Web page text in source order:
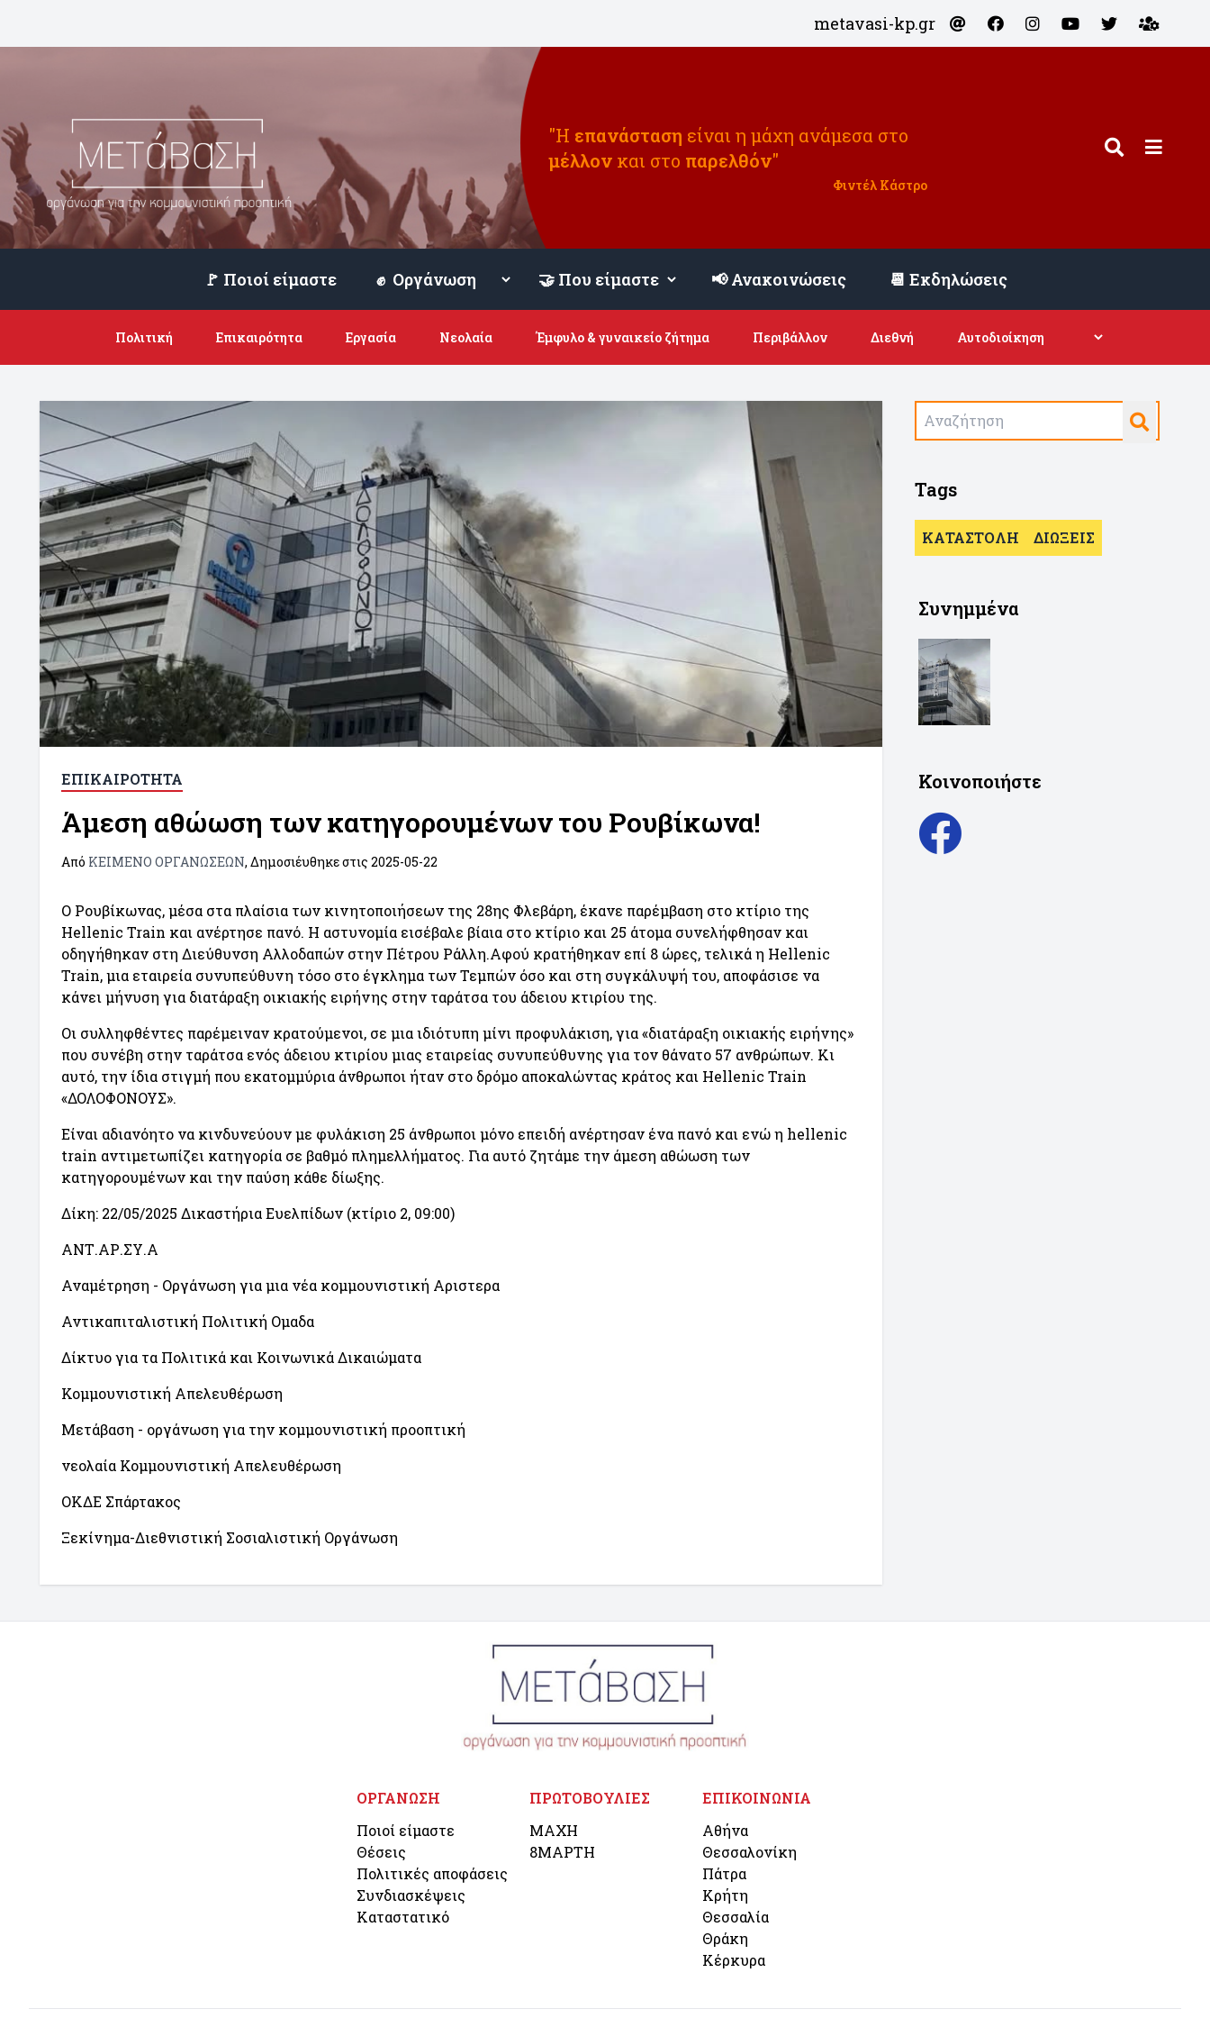
metavasi-kp.gr
"Η επανάσταση είναι η μάχη ανάμεσα στο
μέλλονκαι στο παρελθόν"
Φιντέλ Κάστρο
🚩 Ποιοί είμαστε 📢 Ανακοινώσεις 📆 Εκδηλώσεις
Πολιτική Επικαιρότητα Εργασία Νεολαία Έμφυλο & γυναικείο ζήτημα Περιβάλλον Διεθνή Αυτοδιοίκηση
ΕΠΙΚΑΙΡΟΤΗΤΑ
Άμεση αθώωση των κατηγορουμένων του Ρουβίκωνα!
Από ΚΕΙΜΕΝΟ ΟΡΓΑΝΩΣΕΩΝ, Δημοσιέυθηκε στις 2025-05-22
Ο Ρουβίκωνας, μέσα στα πλαίσια των κινητοποιήσεων της 28ης Φλεβάρη, έκανε παρέμβαση στο κτίριο της
Hellenic Train και ανέρτησε πανό. Η αστυνομία εισέβαλε βίαια στο κτίριο και 25 άτομα συνελήφθησαν και
οδηγήθηκαν στη Διεύθυνση Αλλοδαπών στην Πέτρου Ράλλη.Αφού κρατήθηκαν επί 8 ώρες, τελικά η Hellenic
Train, μια εταιρεία συνυπεύθυνη τόσο στο έγκλημα των Τεμπών όσο και στη συγκάλυψή του, αποφάσισε να
κάνει μήνυση για διατάραξη οικιακής ειρήνης στην ταράτσα του άδειου κτιρίου της.
Οι συλληφθέντες παρέμειναν κρατούμενοι, σε μια ιδιότυπη μίνι προφυλάκιση, για «διατάραξη οικιακής ειρήνης»
που συνέβη στην ταράτσα ενός άδειου κτιρίου μιας εταιρείας συνυπεύθυνης για τον θάνατο 57 ανθρώπων. Κι
αυτό, την ίδια στιγμή που εκατομμύρια άνθρωποι ήταν στο δρόμο αποκαλώντας κράτος και Hellenic Train
«ΔΟΛΟΦΟΝΟΥΣ».
Είναι αδιανόητο να κινδυνεύουν με φυλάκιση 25 άνθρωποι μόνο επειδή ανέρτησαν ένα πανό και ενώ η hellenic
train αντιμετωπίζει κατηγορία σε βαθμό πλημελλήματος. Για αυτό ζητάμε την άμεση αθώωση των
κατηγορουμένων και την παύση κάθε δίωξης.
Δίκη: 22/05/2025 Δικαστήρια Ευελπίδων (κτίριο 2, 09:00)
ΑΝΤ.ΑΡ.ΣΥ.Α
Αναμέτρηση - Οργάνωση για μια νέα κομμουνιστική Αριστερα
Αντικαπιταλιστική Πολιτική Ομαδα
Δίκτυο για τα Πολιτικά και Κοινωνικά Δικαιώματα
Κομμουνιστική Απελευθέρωση
Μετάβαση - οργάνωση για την κομμουνιστική προοπτική
νεολαία Κομμουνιστική Απελευθέρωση
ΟΚΔΕ Σπάρτακος
Ξεκίνημα-Διεθνιστική Σοσιαλιστική Οργάνωση
Tags
ΚΑΤΑΣΤΟΛΗ ΔΙΩΞΕΙΣ
Συνημμένα
Κοινοποιήστε
ΟΡΓΑΝΩΣΗ
Ποιοί είμαστε
Θέσεις
Πολιτικές αποφάσεις
Συνδιασκέψεις
Καταστατικό
ΠΡΩΤΟΒΟΥΛΙΕΣ
ΜΑΧΗ
8ΜΑΡΤΗ
ΕΠΙΚΟΙΝΩΝΙΑ
Αθήνα
Θεσσαλονίκη
Πάτρα
Κρήτη
Θεσσαλία
Θράκη
Κέρκυρα